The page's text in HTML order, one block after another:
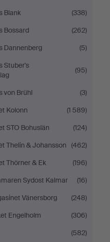
Blank
(338)
Bossard
(262)
Dannenberg
(5)
Stuber's
(95)
von Brühl
(3)
Kolonn
(1 589)
STO Bohuslän
(124)
Thelin & Johansson
(462)
Thörner & Ek
(196)
Sydost Kalmar
(16)
Vänersborg
(248)
Engelholm
(306)
(582)